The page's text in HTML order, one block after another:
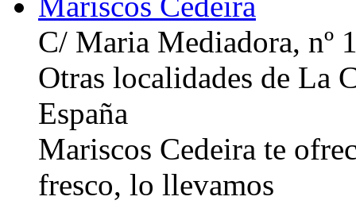
C/ Maria Mediadora, nº
Otras localidades de La
España
Mariscos Cedeira te
fresco, lo llevamos